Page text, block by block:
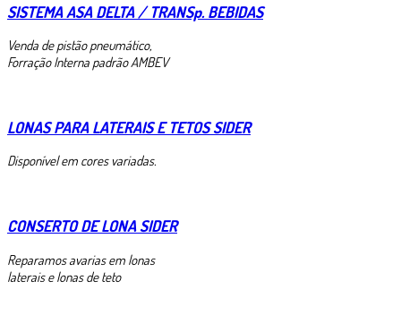
SISTEMA ASA DELTA / TRANSp. BEBIDAS
Venda de pistão pneumático,
Forração Interna padrão AMBEV
LONAS PARA LATERAIS E TETOS SIDER
Disponível em cores variadas.
CONSERTO DE LONA SIDER
Reparamos avarias em lonas
laterais e lonas de teto